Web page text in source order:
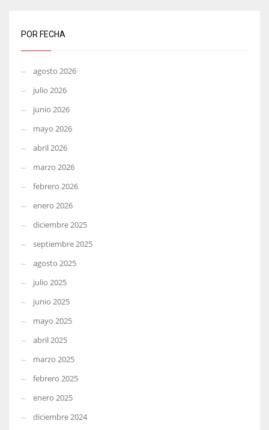
POR FECHA
agosto 2026
julio 2026
junio 2026
mayo 2026
abril 2026
marzo 2026
febrero 2026
enero 2026
diciembre 2025
septiembre 2025
agosto 2025
julio 2025
junio 2025
mayo 2025
abril 2025
marzo 2025
febrero 2025
enero 2025
diciembre 2024